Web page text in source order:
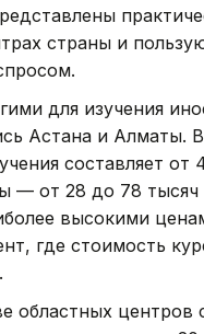
страны и
для изучения
Астана и Алматы.
составляет от
— от 28 до 78 тысяч
высокими
где стоимость
областных центров